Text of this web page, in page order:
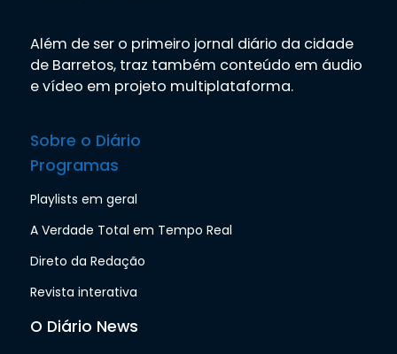
Além de ser o primeiro jornal diário da cidade
de Barretos, traz também conteúdo em áudio
e vídeo em projeto multiplataforma.
Sobre o Diário
Programas
Playlists em geral
A Verdade Total em Tempo Real
Direto da Redação
Revista interativa
O Diário News